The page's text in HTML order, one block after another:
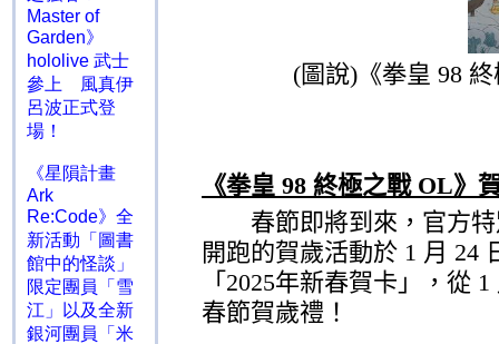
Master of
Garden》
hololive 武士
參上 風真伊
呂波正式登
場！
《星隕計畫
Ark
Re:Code》全
新活動「圖書
館中的怪談」
限定團員「雪
江」以及全新
銀河團員「米
(圖說)《拳皇 98
《拳皇 98 終極之戰 OL》
春節即將到來，官方特
開跑的賀歲活動於 1 月 24
「 2025年新春賀卡」，從 1
春節賀歲禮！